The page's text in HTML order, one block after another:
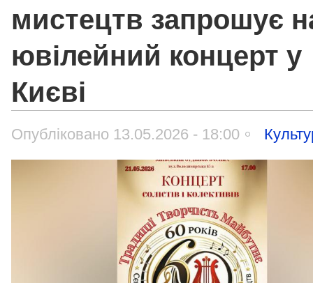
мистецтв запрошує
ювілейний концерт у
Києві
Опубліковано 13.05.2026 - 18:00